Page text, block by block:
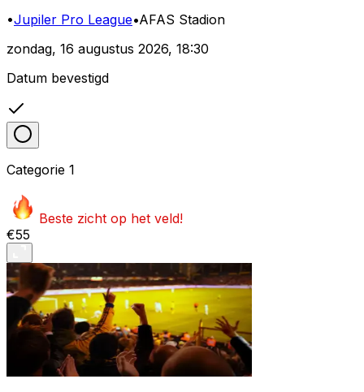
•Jupiler Pro League•AFAS Stadion
zondag, 16 augustus 2026, 18:30
Datum bevestigd
Categorie 1
Beste zicht op het veld!
€55